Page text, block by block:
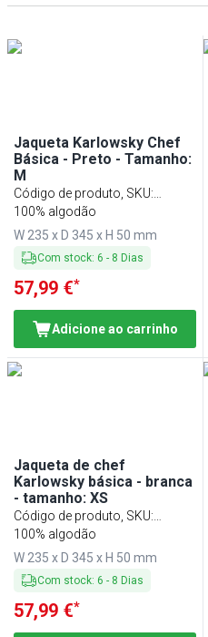
Jaqueta Karlowsky Chef
Básica - Preto - Tamanho:
M
Código de produto, SKU:
KJBMK2S
100% algodão
W 235 x D 345 x H 50 mm
Com stock: 6 - 8 Dias
57,99 €*
Adicione ao carrinho
Jaqueta de chef
Karlowsky básica - branca
- tamanho: XS
Código de produto, SKU:
KJBXSK2W
100% algodão
W 235 x D 345 x H 50 mm
Com stock: 6 - 8 Dias
57,99 €*